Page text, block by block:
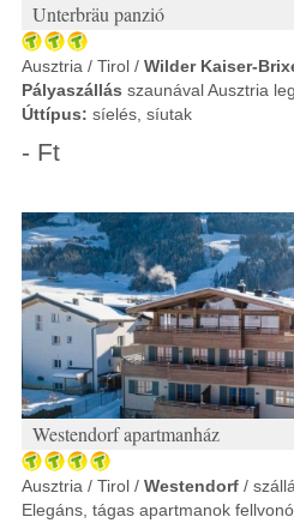
Unterbräu panzió
Ausztria / Tirol / Wilder Kaiser-
Pályaszállás szaunával Ausztria
Úttípus: síelés, síutak
- Ft
Westendorf apartmanház
Ausztria / Tirol / Westendorf /
Elegáns, tágas apartmanok